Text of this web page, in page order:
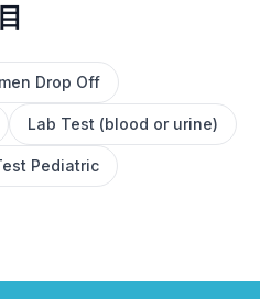
Drop Off
Lab Test (blood or urine)
Pediatric
✕
ボを探す